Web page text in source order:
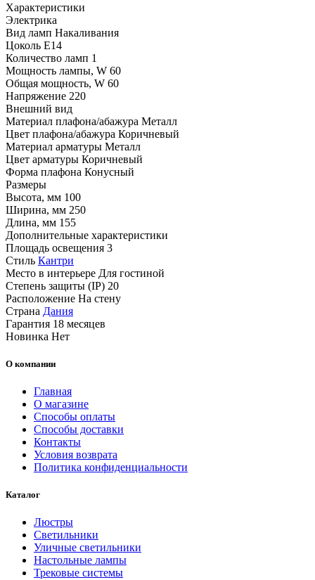
Характеристики
Электрика
Вид ламп Накаливания
Цоколь E14
Количество ламп 1
Мощность лампы, W 60
Общая мощность, W 60
Напряжение 220
Внешний вид
Материал плафона/абажура Металл
Цвет плафона/абажура Коричневый
Материал арматуры Металл
Цвет арматуры Коричневый
Форма плафона Конусный
Размеры
Высота, мм 100
Ширина, мм 250
Длина, мм 155
Дополнительные характеристики
Площадь освещения 3
Стиль Кантри
Место в интерьере Для гостиной
Степень защиты (IP) 20
Расположение На стену
Страна Дания
Гарантия 18 месяцев
Новинка Нет
О компании
Главная
О магазине
Способы оплаты
Способы доставки
Контакты
Условия возврата
Политика конфиденциальности
Каталог
Люстры
Светильники
Уличные светильники
Настольные лампы
Трековые системы